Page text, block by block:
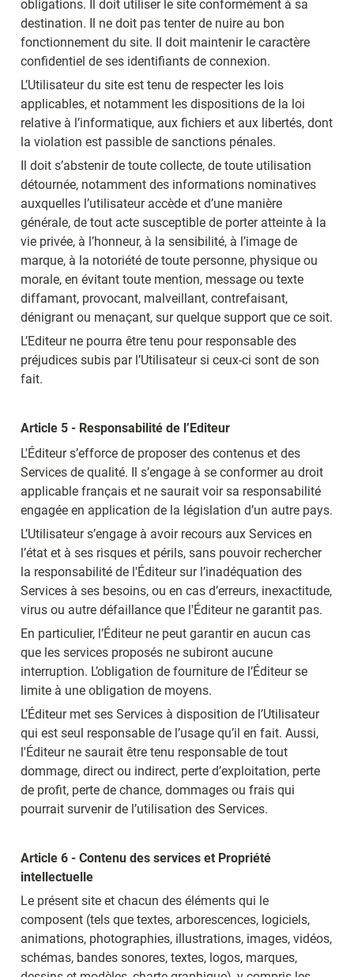
obligations. Il doit utiliser le site conformément à sa
destination. Il ne doit pas tenter de nuire au bon
fonctionnement du site. Il doit maintenir le caractère
confidentiel de ses identifiants de connexion.
L’Utilisateur du site est tenu de respecter les lois
applicables, et notamment les dispositions de la loi
relative à l’informatique, aux fichiers et aux libertés, dont
la violation est passible de sanctions pénales.
Il doit s’abstenir de toute collecte, de toute utilisation
détournée, notamment des informations nominatives
auxquelles l’utilisateur accède et d’une manière
générale, de tout acte susceptible de porter atteinte à la
vie privée, à l’honneur, à la sensibilité, à l’image de
marque, à la notoriété de toute personne, physique ou
morale, en évitant toute mention, message ou texte
diffamant, provocant, malveillant, contrefaisant,
dénigrant ou menaçant, sur quelque support que ce soit.
L’Editeur ne pourra être tenu pour responsable des
préjudices subis par l’Utilisateur si ceux-ci sont de son
fait.
Article 5 - Responsabilité de l’Editeur
L'Éditeur s’efforce de proposer des contenus et des
Services de qualité. Il s’engage à se conformer au droit
applicable français et ne saurait voir sa responsabilité
engagée en application de la législation d’un autre pays.
L’Utilisateur s’engage à avoir recours aux Services en
l’état et à ses risques et périls, sans pouvoir rechercher
la responsabilité de l'Éditeur sur l’inadéquation des
Services à ses besoins, ou en cas d’erreurs, inexactitude,
virus ou autre défaillance que l'Éditeur ne garantit pas.
En particulier, l’Éditeur ne peut garantir en aucun cas
que les services proposés ne subiront aucune
interruption. L’obligation de fourniture de l’Éditeur se
limite à une obligation de moyens.
L’Éditeur met ses Services à disposition de l’Utilisateur
qui est seul responsable de l’usage qu’il en fait. Aussi,
l'Éditeur ne saurait être tenu responsable de tout
dommage, direct ou indirect, perte d’exploitation, perte
de profit, perte de chance, dommages ou frais qui
pourrait survenir de l’utilisation des Services.
Article 6 - Contenu des services et Propriété
intellectuelle
Le présent site et chacun des éléments qui le
composent (tels que textes, arborescences, logiciels,
animations, photographies, illustrations, images, vidéos,
schémas, bandes sonores, textes, logos, marques,